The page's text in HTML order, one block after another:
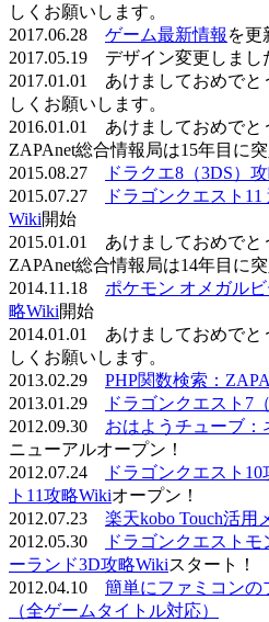
しくお願いします。
2017.06.28 ゲーム最新情報 を更
2017.05.19 デザイン変更しまし
2017.01.01 あけましておめでと
しくお願いします。
2016.01.01 あけましておめでと
ZAPAnet総合情報局は15年目に突
2015.08.27
ドラクエ8（3DS）
2015.07.27
ドラゴンクエスト
Wiki開始
2015.01.01 あけましておめでと
ZAPAnet総合情報局は14年目に突
2014.11.18 ポケモン オメガル
略Wiki開始
2014.01.01 あけましておめでと
しくお願いします。
2013.02.29 PHP関数検索：
2013.01.29
ドラゴンクエスト7
2012.09.30 おはようチューブ：
ニューアルオープン！
2012.07.24
ドラゴンクエスト10
ト11攻略Wikiオープン！
2012.07.23 楽天kobo Touch活用
2012.05.30
ドラゴンクエスト
ーランド3D攻略Wikiスタート！
2012.04.10 簡単にファミコンの
（全ゲームタイトル対応）